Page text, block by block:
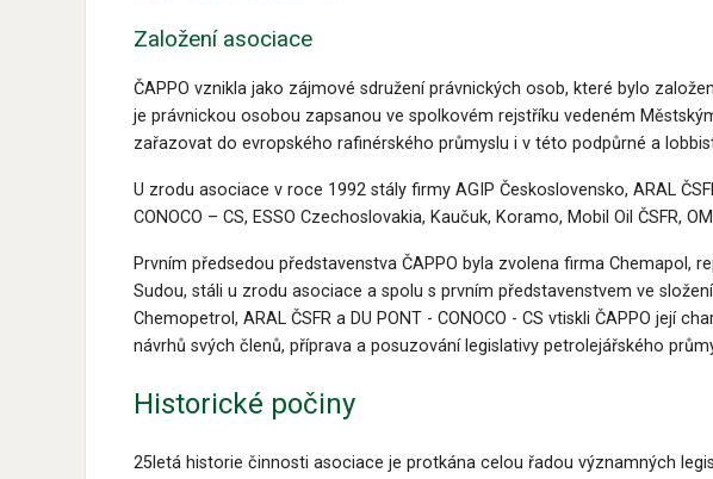
Založení asociace
ČAPPO vznikla jako zájmové sdružení právnických osob, které bylo
je právnickou osobou zapsanou ve spolkovém rejstříku vedeném
zařazovat do evropského rafinérského průmyslu i v této podpůrné a
U zrodu asociace v roce 1992 stály firmy AGIP Československo, ARAL
CONOCO – CS, ESSO Czechoslovakia, Kaučuk, Koramo, Mobil Oil ČSFR,
Prvním předsedou představenstva ČAPPO byla zvolena firma
Sudou, stáli u zrodu asociace a spolu s prvním představenstvem ve
Chemopetrol, ARAL ČSFR a DU PONT - CONOCO - CS vtiskli ČAPPO
návrhů svých členů, příprava a posuzování legislativy petrolejářského
Historické počiny
25letá historie činnosti asociace je protkána celou řadou významných